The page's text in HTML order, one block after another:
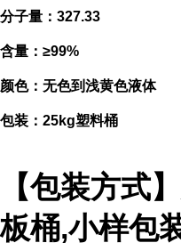
分子量：327.33
含量：≥99%
颜色：无色到浅黄色液体
包装：25kg塑料桶
【包装方式
板桶,小样包